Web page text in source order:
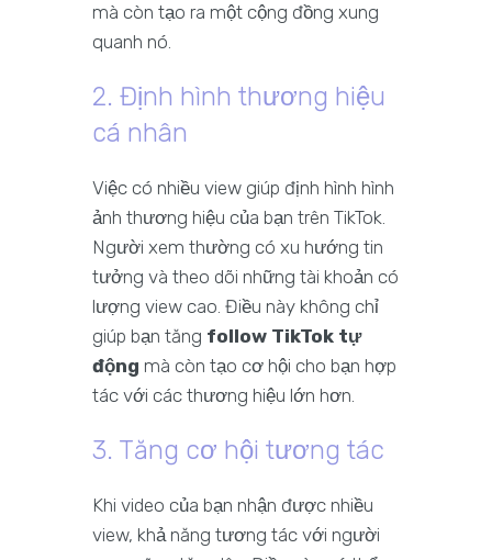
mà còn tạo ra một cộng đồng xung
quanh nó.
2. Định hình thương hiệu
cá nhân
Việc có nhiều view giúp định hình hình
ảnh thương hiệu của bạn trên TikTok.
Người xem thường có xu hướng tin
tưởng và theo dõi những tài khoản có
lượng view cao. Điều này không chỉ
giúp bạn tăng follow TikTok tự
động mà còn tạo cơ hội cho bạn hợp
tác với các thương hiệu lớn hơn.
3. Tăng cơ hội tương tác
Khi video của bạn nhận được nhiều
view, khả năng tương tác với người